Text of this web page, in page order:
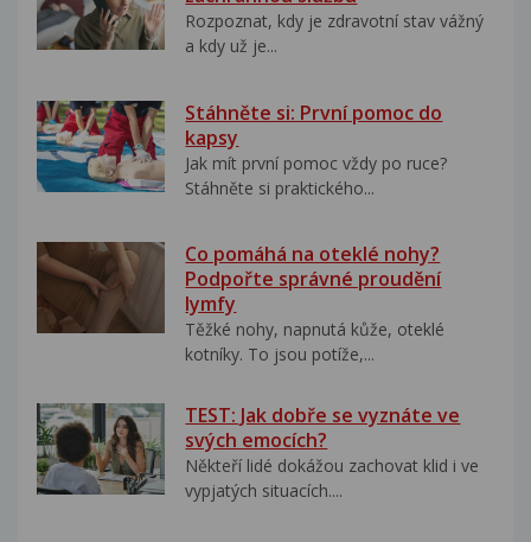
Rozpoznat, kdy je zdravotní stav vážný
a kdy už je...
Stáhněte si: První pomoc do
kapsy
Jak mít první pomoc vždy po ruce?
Stáhněte si praktického...
Co pomáhá na oteklé nohy?
Podpořte správné proudění
lymfy
Těžké nohy, napnutá kůže, oteklé
kotníky. To jsou potíže,...
TEST: Jak dobře se vyznáte ve
svých emocích?
Někteří lidé dokážou zachovat klid i ve
vypjatých situacích....